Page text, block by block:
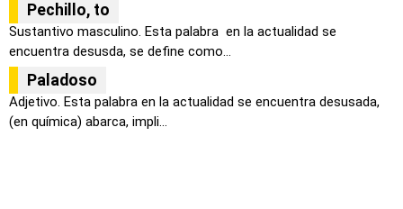
Pechillo, to
Sustantivo masculino. Esta palabra en la actualidad se
encuentra desusda, se define como...
Paladoso
Adjetivo. Esta palabra en la actualidad se encuentra desusada,
(en química) abarca, impli...